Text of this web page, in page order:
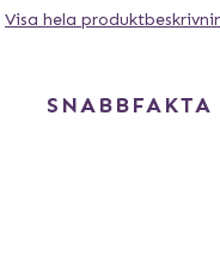
i bilen, buren, bädden
kylning, lägg den i
kyldynan med en
Visa hela
SNABBFAKTA